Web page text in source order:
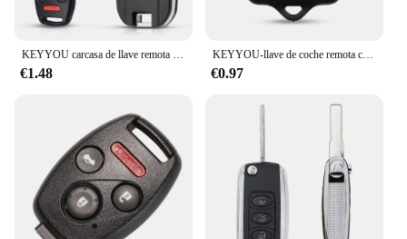
KEYYOU carcasa de llave remota Filp modificada para Honda Fit CRV Civic Insight Ridgeline HRV Jazz ACCORD 2003-2013 Fob 2/3/4 botones
€1.48
KEYYOU-llave de coche remota completa, 315MHz, para Ford Escape F 150 Explorer 2001 2002 2003 2004 2005 2006 2007, transmisor de 3 y 4 botones
€0.97